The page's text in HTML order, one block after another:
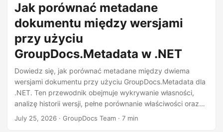
Jak porównać metadane
dokumentu między wersjami
przy użyciu
GroupDocs.Metadata w .NET
Dowiedz się, jak porównać metadane między dwiema
wersjami dokumentu przy użyciu GroupDocs.Metadata dla
.NET. Ten przewodnik obejmuje wykrywanie własności,
analizę historii wersji, pełne porównanie właściwości oraz
eksport wyników do CSV lub JSON.
July 25, 2026 · GroupDocs Team · 7 min